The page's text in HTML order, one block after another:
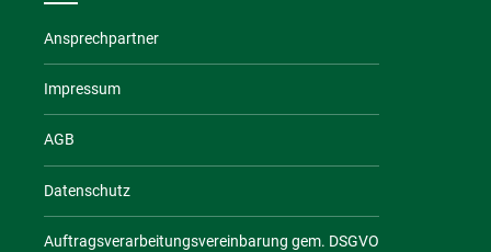
Ansprechpartner
Impressum
AGB
Datenschutz
Auftragsverarbeitungsvereinbarung gem. DSGVO